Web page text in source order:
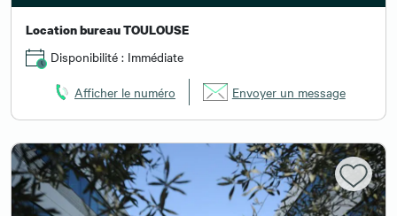
Location bureau TOULOUSE
Disponibilité : Immédiate
Afficher le numéro Envoyer un message